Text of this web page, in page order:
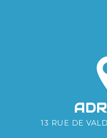
13 RUE DE